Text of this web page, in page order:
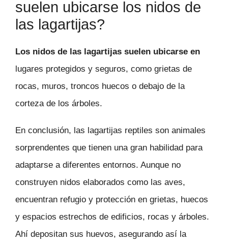
suelen ubicarse los nidos de
las lagartijas?
Los nidos de las lagartijas suelen ubicarse en
lugares protegidos y seguros, como grietas de
rocas, muros, troncos huecos o debajo de la
corteza de los árboles.
En conclusión, las lagartijas reptiles son animales
sorprendentes que tienen una gran habilidad para
adaptarse a diferentes entornos. Aunque no
construyen nidos elaborados como las aves,
encuentran refugio y protección en grietas, huecos
y espacios estrechos de edificios, rocas y árboles.
Ahí depositan sus huevos, asegurando así la